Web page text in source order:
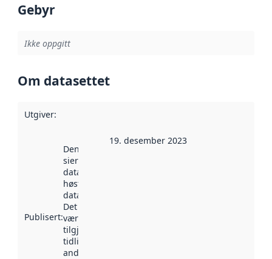
Gebyr
Ikke oppgitt
Om datasettet
Utgiver:
Publisert:
Denne datoen
sier når
datasettet ble
høstet av
data.norge.no.
Det kan ha
vært
tilgjengelig
tidligere
andre steder.
19. desember 2023